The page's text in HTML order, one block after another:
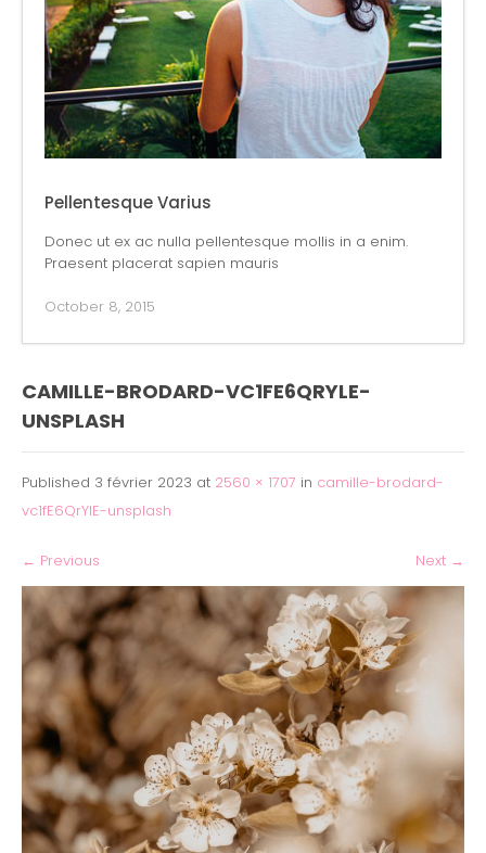
Pellentesque Varius
Donec ut ex ac nulla pellentesque mollis in a enim.
Praesent placerat sapien mauris
October 8, 2015
CAMILLE-BRODARD-VC1FE6QRYLE-
UNSPLASH
Published 3 février 2023 at 2560 × 1707 in camille-brodard-
vc1fE6QrYlE-unsplash
← Previous Next →